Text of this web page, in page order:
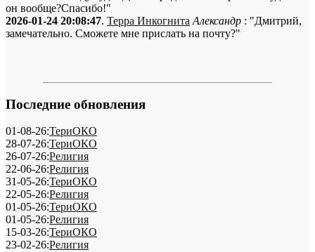
он вообще?Спасибо!"
2026-01-24 20:08:47. Терра Инкогнита Александр : "Дмитрий,
замечательно. Сможете мне прислать на почту?"
Последние обновления
01-08-26:ТериОКО
28-07-26:ТериОКО
26-07-26:Религия
22-06-26:Религия
31-05-26:ТериОКО
22-05-26:Религия
01-05-26:ТериОКО
01-05-26:Религия
15-03-26:ТериОКО
23-02-26:Религия